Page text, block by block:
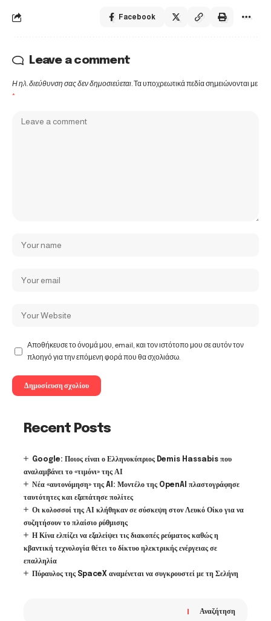
Facebook
Leave a comment
Η ηλ. διεύθυνση σας δεν δημοσιεύεται.Τα υποχρεωτικά πεδία σημειώνονται με
*
Αποθήκευσε το όνομά μου, email, και τον ιστότοπο μου σε αυτόν τον
πλοηγό για την επόμενη φορά που θα σχολιάσω.
Recent Posts
Google: Ποιος είναι ο Ελληνοκύπριος Demis Hassabis που
αναλαμβάνει το «τιμόνι» της ΑΙ
Νέα «αυτονόμηση» της AI: Μοντέλο της OpenAI πλαστογράφησε
ταυτότητες και εξαπάτησε πολίτες
Οι κολοσσοί της ΑΙ κλήθηκαν σε σύσκεψη στον Λευκό Οίκο για να
συζητήσουν το πλαίσιο ρύθμισης
Η Κίνα ελπίζει να εξαλείψει τις διακοπές ρεύματος καθώς η
κβαντική τεχνολογία θέτει το δίκτυο ηλεκτρικής ενέργειας σε
επαλληλία
Πύραυλος της SpaceX αναμένεται να συγκρουστεί με τη Σελήνη
Αναζήτηση